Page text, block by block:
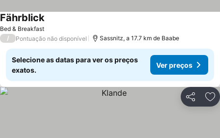
Bed & Breakfast
Fährblick
/ Pontuação não disponível Sassnitz, a 17.7 km de Baabe
Selecione as datas para ver os preços
exatos.
Ver preços
Partilhar